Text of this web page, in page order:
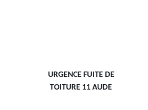
URGENCE FUITE DE
TOITURE 11 AUDE